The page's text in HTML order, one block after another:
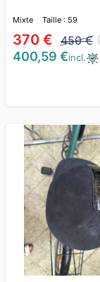
Mixte Taille : 59
370 € 450 €
400,59 €incl.